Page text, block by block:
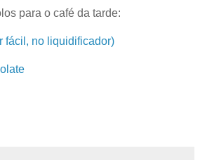
para o café da tarde:
fácil, no liquidificador)